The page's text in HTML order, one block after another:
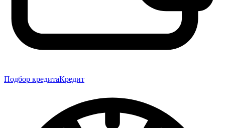
Подбор кредитаКредит